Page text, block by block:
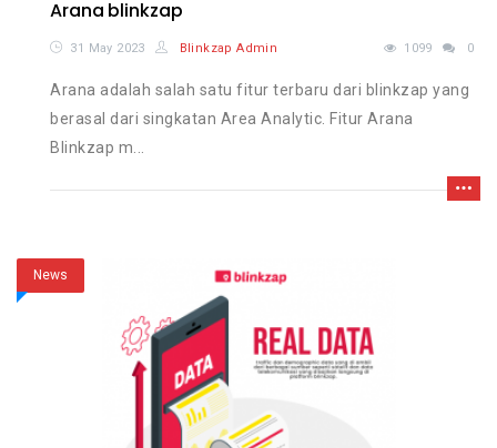
Arana blinkzap
31 May 2023 Blinkzap Admin 1099 0
Arana adalah salah satu fitur terbaru dari blinkzap yang
berasal dari singkatan Area Analytic. Fitur Arana
Blinkzap m...
News